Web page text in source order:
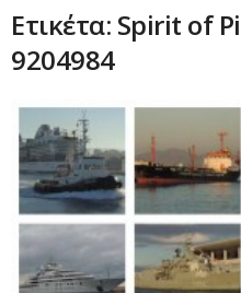
Ετικέτα: Spirit of
9204984